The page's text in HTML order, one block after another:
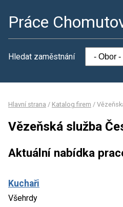
Práce
Hledat zaměstnání
Hlavní strana / Katalog firem /
Vězeňská služba
Aktuální nabídka
Kuchaři
Všehrdy